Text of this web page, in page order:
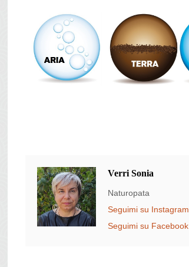
Verri Sonia
Naturopata
Seguimi su Instagram
Seguimi su Facebook